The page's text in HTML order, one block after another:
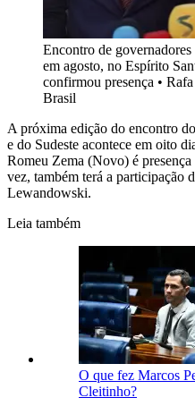
Encontro de
em agosto, no Espírito
confirmou presença •
Brasil
A próxima edição do encontro
e do Sudeste acontece em oito
Romeu Zema (Novo) é
vez, também terá a participação
Lewandowski.
Leia também
O que fez Marcos
Cleitinho?